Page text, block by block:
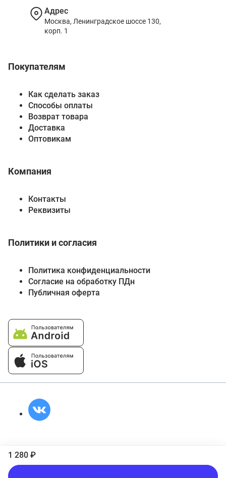
1 280 ₽
Покупателям
Как сделать заказ
Способы оплаты
Возврат товара
Доставка
Оптовикам
Компания
Контакты
Реквизиты
Политики и согласия
Политика конфиденциальности
Согласие на обработку ПДн
Публичная оферта
Адрес
Москва, Ленинградское шоссе 130,
корп. 1